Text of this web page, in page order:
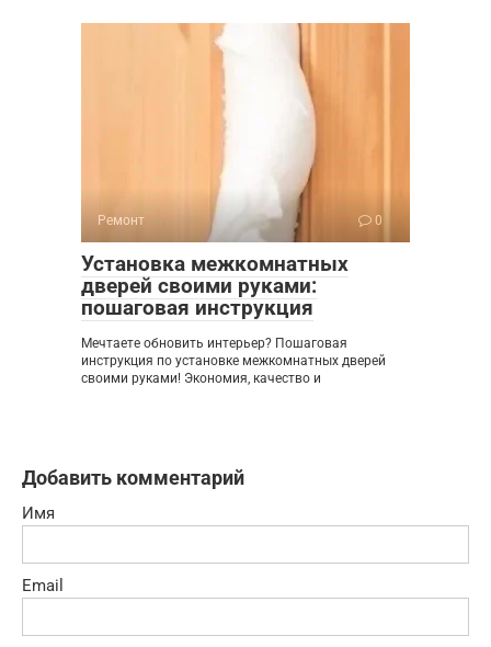
Ремонт 0
Установка межкомнатных
дверей своими руками:
пошаговая инструкция
Мечтаете обновить интерьер? Пошаговая
инструкция по установке межкомнатных дверей
своими руками! Экономия, качество и
Добавить комментарий
Имя
Email